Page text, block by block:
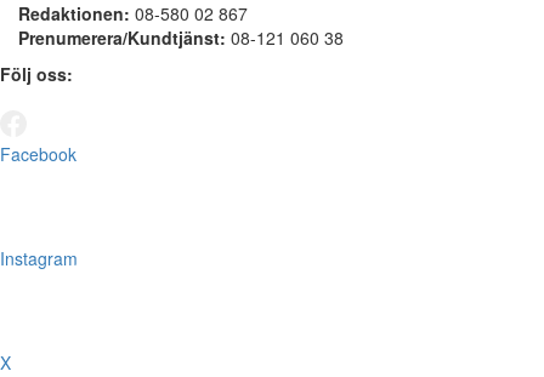
Redaktionen: 08-580 02 867
Prenumerera/Kundtjänst: 08-121 060 38
Följ oss:
Facebook
Instagram
X